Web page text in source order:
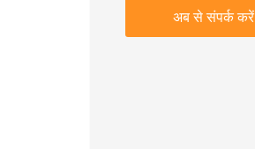
अब से संपर्क करें